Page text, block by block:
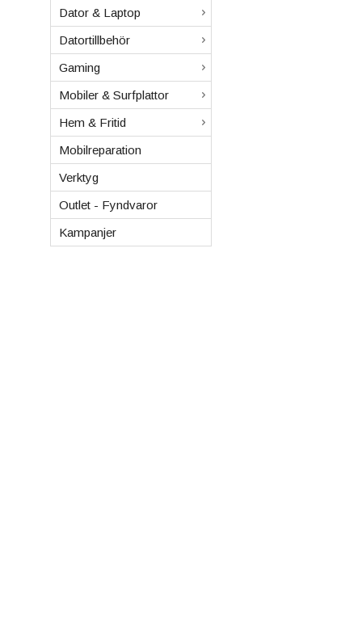
Dator & Laptop
Datortillbehör
Gaming
Mobiler & Surfplattor
Hem & Fritid
Mobilreparation
Verktyg
Outlet - Fyndvaror
Kampanjer